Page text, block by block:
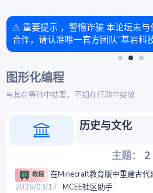
⚠️ 重要提示 ，警惕诈骗 本论坛未
合作，请认准唯一官方团队“基岩科
图形化编程
与其在等待中枯萎，不如在行动中绽放
历史与文化
主题 2
教程
在Minecraft教育版中重建古
2026/03/17 MCEE社区助手